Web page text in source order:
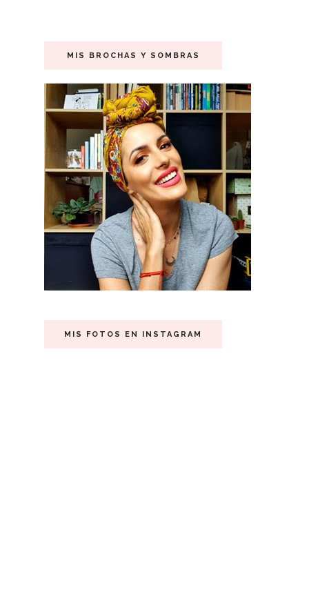
MIS BROCHAS Y SOMBRAS
MIS FOTOS EN INSTAGRAM